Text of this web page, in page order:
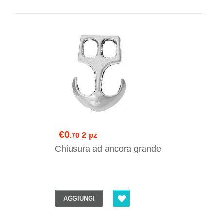
€0.70 2 pz
Chiusura ad ancora grande
AGGIUNGI